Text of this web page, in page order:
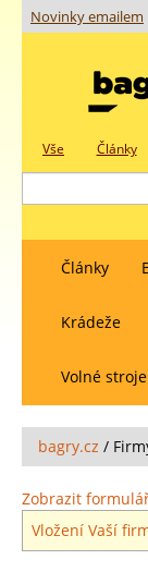
Novinky emailem
Vše Články
Články
Krádeže
Volné stroje
bagry.cz /
Zobrazit
Vložení Vaší